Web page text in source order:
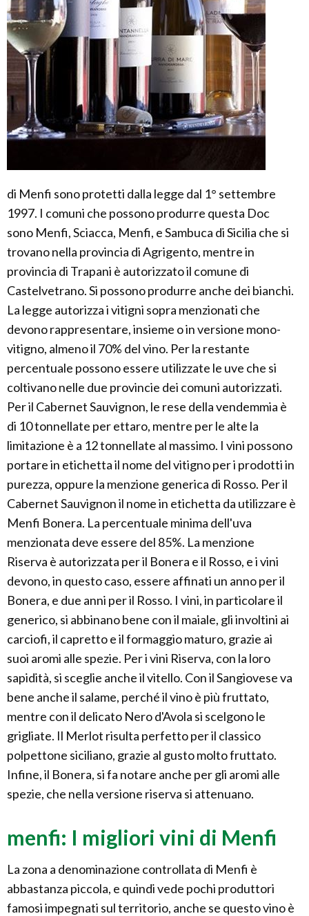
di Menfi sono protetti dalla legge dal 1° settembre
1997. I comuni che possono produrre questa Doc
sono Menfi, Sciacca, Menfi, e Sambuca di Sicilia che si
trovano nella provincia di Agrigento, mentre in
provincia di Trapani è autorizzato il comune di
Castelvetrano. Si possono produrre anche dei bianchi.
La legge autorizza i vitigni sopra menzionati che
devono rappresentare, insieme o in versione mono-
vitigno, almeno il 70% del vino. Per la restante
percentuale possono essere utilizzate le uve che si
coltivano nelle due provincie dei comuni autorizzati.
Per il Cabernet Sauvignon, le rese della vendemmia è
di 10 tonnellate per ettaro, mentre per le alte la
limitazione è a 12 tonnellate al massimo. I vini possono
portare in etichetta il nome del vitigno per i prodotti in
purezza, oppure la menzione generica di Rosso. Per il
Cabernet Sauvignon il nome in etichetta da utilizzare è
Menfi Bonera. La percentuale minima dell'uva
menzionata deve essere del 85%. La menzione
Riserva è autorizzata per il Bonera e il Rosso, e i vini
devono, in questo caso, essere affinati un anno per il
Bonera, e due anni per il Rosso. I vini, in particolare il
generico, si abbinano bene con il maiale, gli involtini ai
carciofi, il capretto e il formaggio maturo, grazie ai
suoi aromi alle spezie. Per i vini Riserva, con la loro
sapidità, si sceglie anche il vitello. Con il Sangiovese va
bene anche il salame, perché il vino è più fruttato,
mentre con il delicato Nero d'Avola si scelgono le
grigliate. Il Merlot risulta perfetto per il classico
polpettone siciliano, grazie al gusto molto fruttato.
Infine, il Bonera, si fa notare anche per gli aromi alle
spezie, che nella versione riserva si attenuano.
menfi: I migliori vini di Menfi
La zona a denominazione controllata di Menfi è
abbastanza piccola, e quindi vede pochi produttori
famosi impegnati sul territorio, anche se questo vino è